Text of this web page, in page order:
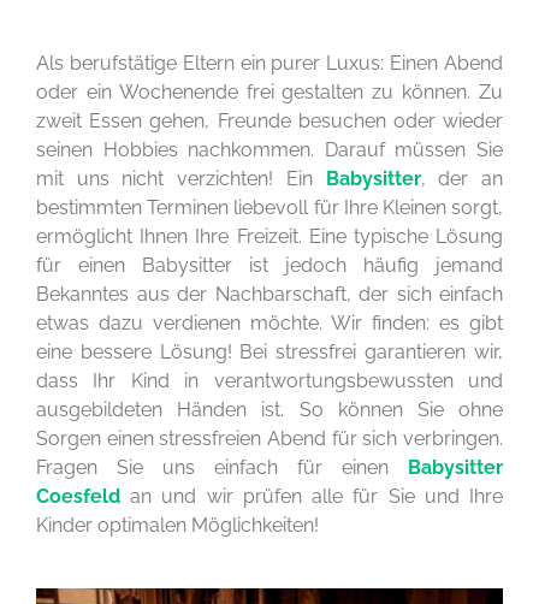
Als berufstätige Eltern ein purer Luxus: Einen Abend
oder ein Wochenende frei gestalten zu können. Zu
zweit Essen gehen, Freunde besuchen oder wieder
seinen Hobbies nachkommen. Darauf müssen Sie
mit uns nicht verzichten! Ein Babysitter, der an
bestimmten Terminen liebevoll für Ihre Kleinen sorgt,
ermöglicht Ihnen Ihre Freizeit. Eine typische Lösung
für einen Babysitter ist jedoch häufig jemand
Bekanntes aus der Nachbarschaft, der sich einfach
etwas dazu verdienen möchte. Wir finden: es gibt
eine bessere Lösung! Bei stressfrei garantieren wir,
dass Ihr Kind in verantwortungsbewussten und
ausgebildeten Händen ist. So können Sie ohne
Sorgen einen stressfreien Abend für sich verbringen.
Fragen Sie uns einfach für einen Babysitter
Coesfeld an und wir prüfen alle für Sie und Ihre
Kinder optimalen Möglichkeiten!